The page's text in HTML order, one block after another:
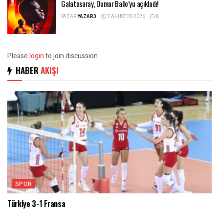
Galatasaray, Oumar Ballo’yu açıkladı!
YAZARYAZAR3 7 AĞUSTOS 2026 0
Pleaseloginto join discussion
HABER AKIŞI
SPOR
Türkiye 3-1 Fransa